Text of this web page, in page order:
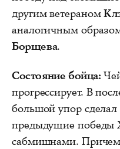
другим ветераном
аналогичным
Борщева.
Состояние бойца:
прогрессирует. В
большой упор сделал
предыдущие победы
сабмишнами.